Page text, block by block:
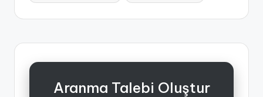
Aranma Talebi Oluştur